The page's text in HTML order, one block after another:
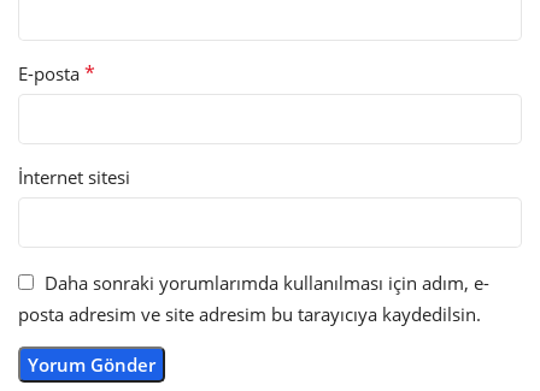
E-posta *
İnternet sitesi
Daha sonraki yorumlarımda kullanılması için adım, e-
posta adresim ve site adresim bu tarayıcıya kaydedilsin.